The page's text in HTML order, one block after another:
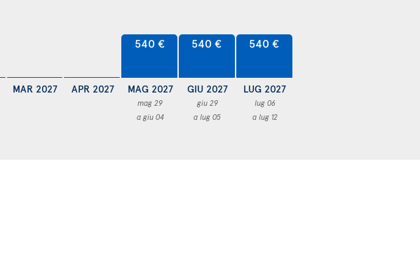
MAR 2027 APR 2027
540 €
MAG 2027
mag 29
a giu 04
540 €
GIU 2027
giu 29
a lug 05
540 €
LUG 2027
lug 06
a lug 12